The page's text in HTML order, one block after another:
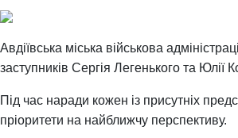
Авдіївська міська військова
заступників Сергія Легенького та Юлії
Під час наради кожен із присутніх
пріоритети на найближчу перспективу.